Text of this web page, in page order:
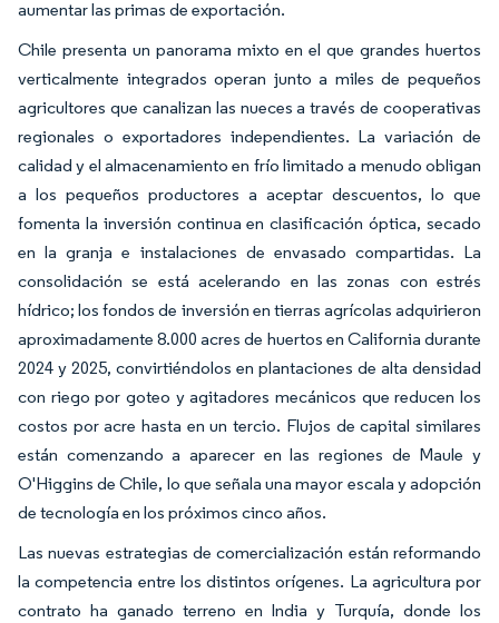
aumentar las primas de exportación.
Chile presenta un panorama mixto en el que grandes huertos
verticalmente integrados operan junto a miles de pequeños
agricultores que canalizan las nueces a través de cooperativas
regionales o exportadores independientes. La variación de
calidad y el almacenamiento en frío limitado a menudo obligan
a los pequeños productores a aceptar descuentos, lo que
fomenta la inversión continua en clasificación óptica, secado
en la granja e instalaciones de envasado compartidas. La
consolidación se está acelerando en las zonas con estrés
hídrico; los fondos de inversión en tierras agrícolas adquirieron
aproximadamente 8.000 acres de huertos en California durante
2024 y 2025, convirtiéndolos en plantaciones de alta densidad
con riego por goteo y agitadores mecánicos que reducen los
costos por acre hasta en un tercio. Flujos de capital similares
están comenzando a aparecer en las regiones de Maule y
O'Higgins de Chile, lo que señala una mayor escala y adopción
de tecnología en los próximos cinco años.
Las nuevas estrategias de comercialización están reformando
la competencia entre los distintos orígenes. La agricultura por
contrato ha ganado terreno en India y Turquía, donde los